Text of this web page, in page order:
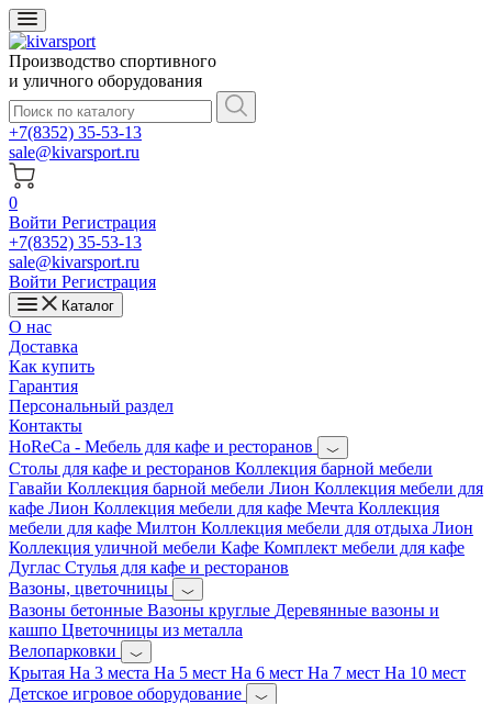
Производство спортивного
и уличного оборудования
+7(8352) 35-53-13
sale@kivarsport.ru
0
Войти Регистрация
+7(8352) 35-53-13
sale@kivarsport.ru
Войти Регистрация
Каталог
О нас
Доставка
Как купить
Гарантия
Персональный раздел
Контакты
HoReCa - Мебель для кафе и ресторанов
Cтолы для кафе и ресторанов Коллекция барной мебели
Гавайи Коллекция барной мебели Лион Коллекция мебели для
кафе Лион Коллекция мебели для кафе Мечта Коллекция
мебели для кафе Милтон Коллекция мебели для отдыха Лион
Коллекция уличной мебели Кафе Комплект мебели для кафе
Дуглас Стулья для кафе и ресторанов
Вазоны, цветочницы
Вазоны бетонные Вазоны круглые Деревянные вазоны и
кашпо Цветочницы из металла
Велопарковки
Крытая На 3 места На 5 мест На 6 мест На 7 мест На 10 мест
Детское игровое оборудование